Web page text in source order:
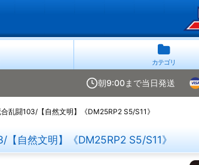
カテゴリ
朝9:00まで当日発送
乱闘103/【自然文明】《DM25RP2 S5/S11》
自然文明】《DM25RP2 S5/S11》